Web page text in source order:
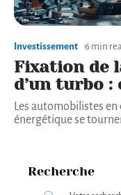
Investissement 6 min
Fixation de
d’un turbo
Les automobilistes
énergétique se
Recherche